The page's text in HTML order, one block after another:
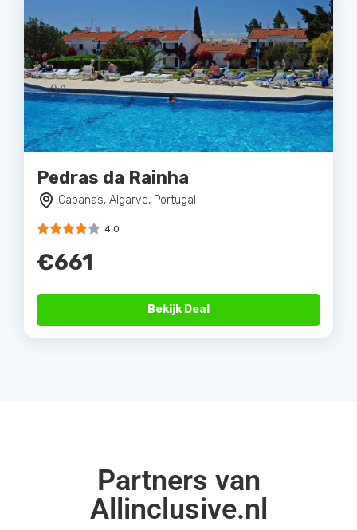
Pedras da Rainha
Cabanas, Algarve, Portugal
4.0
€661
Bekijk Deal
Partners van
Allinclusive.nl